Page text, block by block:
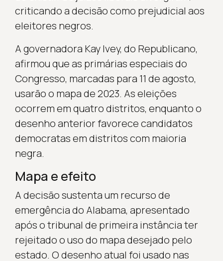
criticando a decisão como prejudicial aos
eleitores negros.
A governadora Kay Ivey, do Republicano,
afirmou que as primárias especiais do
Congresso, marcadas para 11 de agosto,
usarão o mapa de 2023. As eleições
ocorrem em quatro distritos, enquanto o
desenho anterior favorece candidatos
democratas em distritos com maioria
negra.
Mapa e efeito
A decisão sustenta um recurso de
emergência do Alabama, apresentado
após o tribunal de primeira instância ter
rejeitado o uso do mapa desejado pelo
estado. O desenho atual foi usado nas